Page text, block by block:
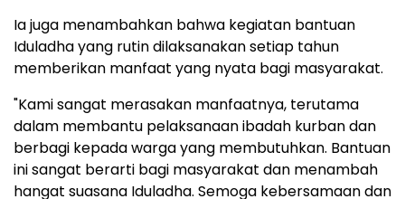
Ia juga menambahkan bahwa kegiatan bantuan
Iduladha yang rutin dilaksanakan setiap tahun
memberikan manfaat yang nyata bagi masyarakat.
"Kami sangat merasakan manfaatnya, terutama
dalam membantu pelaksanaan ibadah kurban dan
berbagi kepada warga yang membutuhkan. Bantuan
ini sangat berarti bagi masyarakat dan menambah
hangat suasana Iduladha. Semoga kebersamaan dan